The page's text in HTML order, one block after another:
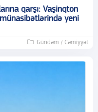
qarşı: Vaşinqton
yeni
Gündəm / Cəmiyyət